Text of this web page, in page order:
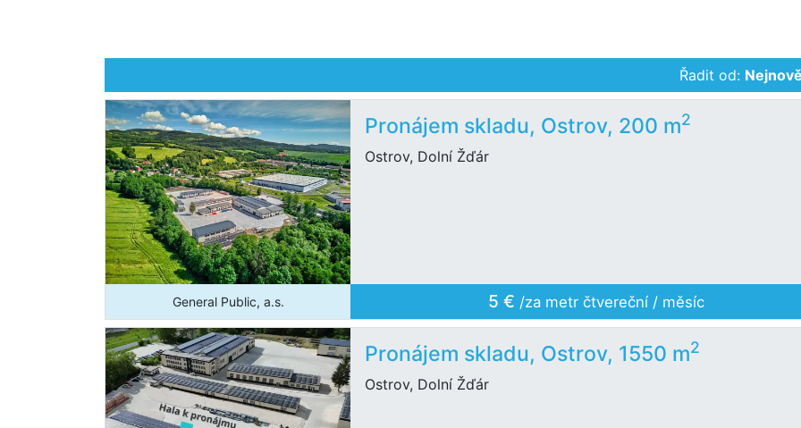
Řadit od:
Pronájem skladu, Ostrov, 200 m2
Ostrov, Dolní Žďár
General Public, a.s. 5 € /za metr čtvereční / měsíc
Pronájem skladu, Ostrov, 1550 m2
Ostrov, Dolní Žďár